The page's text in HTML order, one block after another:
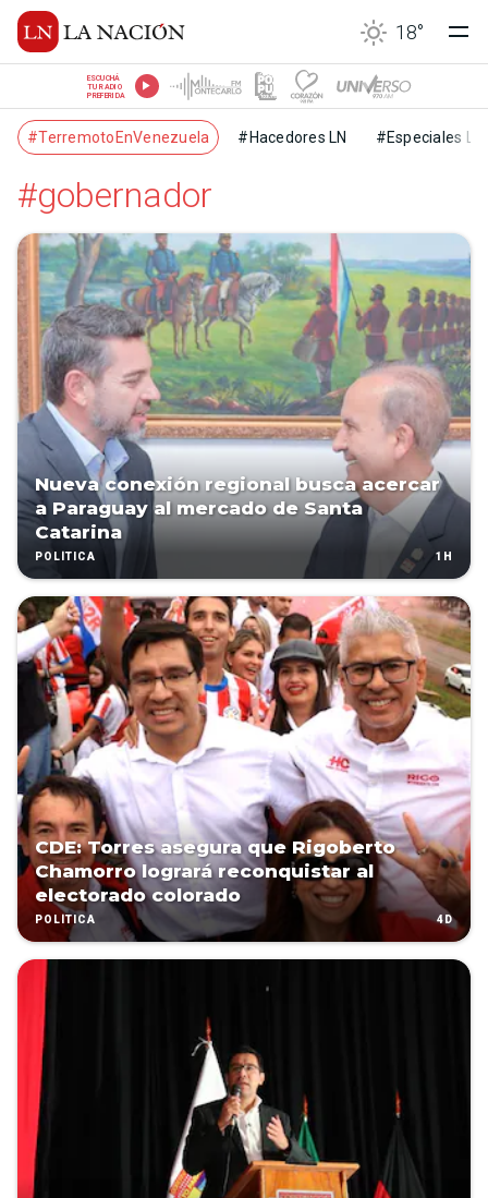
18°
ESCUCHÁ
TU RADIO
PREFERIDA
#TerremotoEnVenezuela #Hacedores LN #Especiales LN
#gobernador
Nueva conexión regional busca acercar
a Paraguay al mercado de Santa
Catarina
POLÍTICA 1H
CDE: Torres asegura que Rigoberto
Chamorro logrará reconquistar al
electorado colorado
POLÍTICA 4D